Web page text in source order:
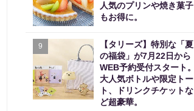
人気のプリンや焼き菓子
もお得に。
9
【タリーズ】特別な「夏
の福袋」が7月22日から
WEB予約受付スタート。
大人気ボトルや限定トー
ト、ドリンクチケットな
ど超豪華。